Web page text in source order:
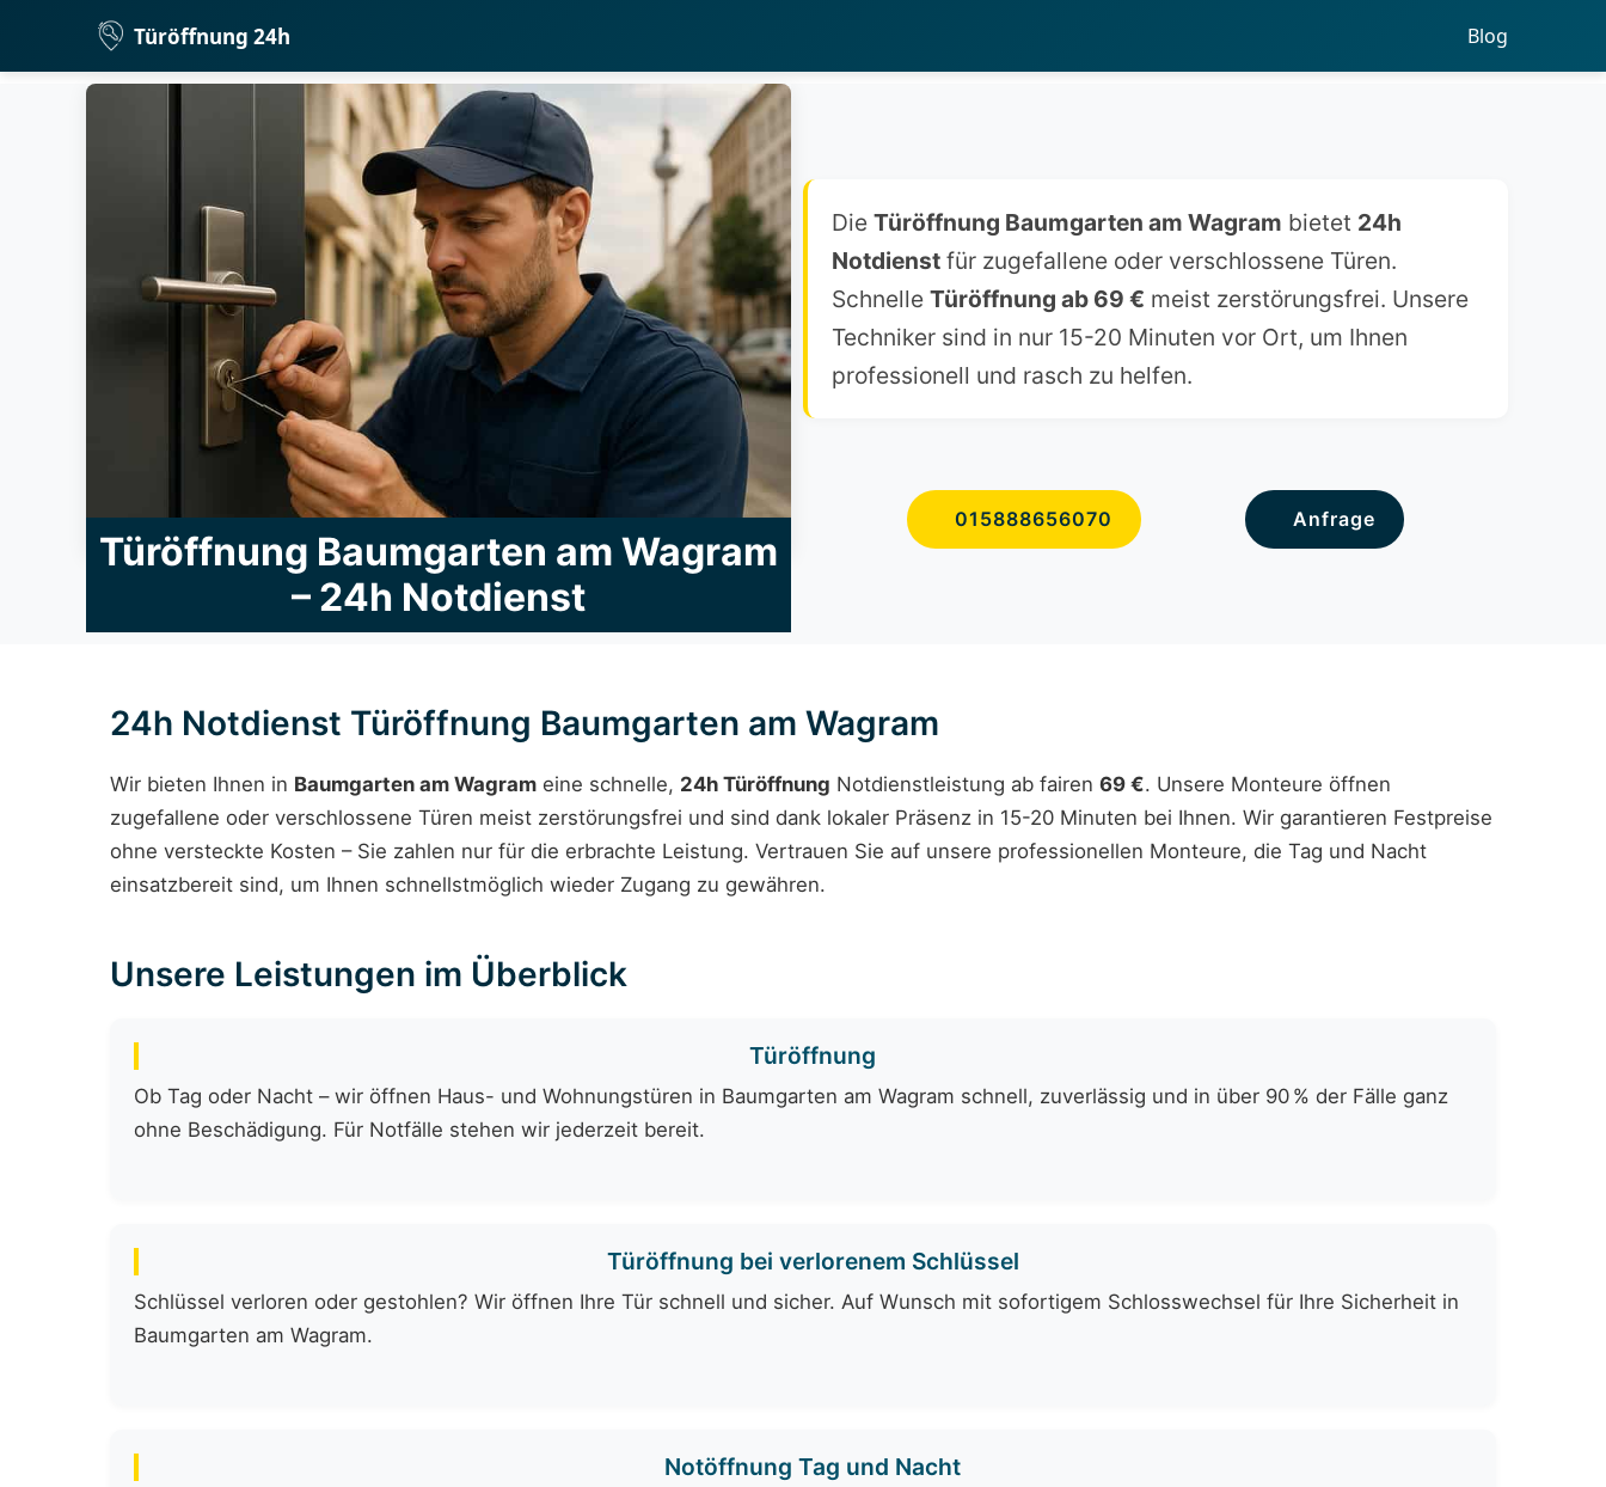
Türöffnung 24h Blog
Türöffnung Baumgarten am Wagram
– 24h Notdienst
Die Türöffnung Baumgarten am Wagram bietet 24h
Notdienst für zugefallene oder verschlossene Türen.
Schnelle Türöffnung ab 69 € meist zerstörungsfrei. Unsere
Techniker sind in nur 15-20 Minuten vor Ort, um Ihnen
professionell und rasch zu helfen.
015888656070 Anfrage
24h Notdienst Türöffnung Baumgarten am Wagram
Wir bieten Ihnen in Baumgarten am Wagram eine schnelle, 24h Türöffnung Notdienstleistung ab fairen 69 €. Unsere Monteure öffnen
zugefallene oder verschlossene Türen meist zerstörungsfrei und sind dank lokaler Präsenz in 15-20 Minuten bei Ihnen. Wir garantieren Festpreise
ohne versteckte Kosten – Sie zahlen nur für die erbrachte Leistung. Vertrauen Sie auf unsere professionellen Monteure, die Tag und Nacht
einsatzbereit sind, um Ihnen schnellstmöglich wieder Zugang zu gewähren.
Unsere Leistungen im Überblick
Türöffnung
Ob Tag oder Nacht – wir öffnen Haus- und Wohnungstüren in Baumgarten am Wagram schnell, zuverlässig und in über 90 % der Fälle ganz
ohne Beschädigung. Für Notfälle stehen wir jederzeit bereit.
Türöffnung bei verlorenem Schlüssel
Schlüssel verloren oder gestohlen? Wir öffnen Ihre Tür schnell und sicher. Auf Wunsch mit sofortigem Schlosswechsel für Ihre Sicherheit in
Baumgarten am Wagram.
Notöffnung Tag und Nacht